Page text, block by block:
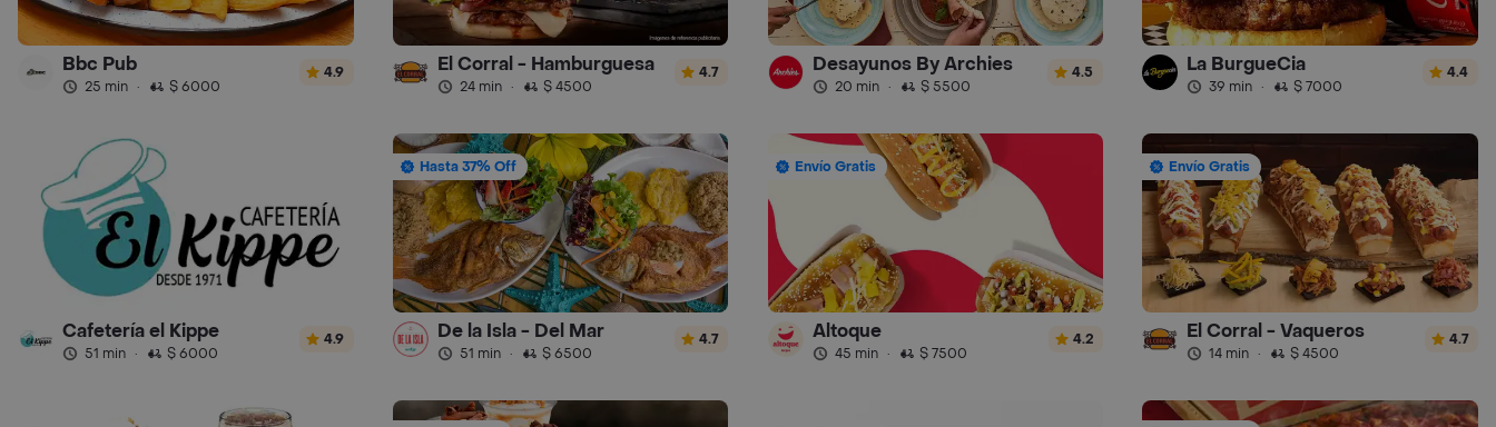
Bbc Pub
25 min · $ 6000
4.9 El Corral - Hamburguesa
24 min · $ 4500
4.7 Desayunos By Archies
20 min · $ 5500
4.5 La BurgueCia
39 min · $ 7000
4.4
Cafetería el Kippe
51 min · $ 6000
4.9
Hasta 37% Off
De la Isla - Del Mar
51 min · $ 6500
4.7
Envío Gratis
Altoque
45 min · $ 7500
4.2
Envío Gratis
El Corral - Vaqueros
14 min · $ 4500
4.7